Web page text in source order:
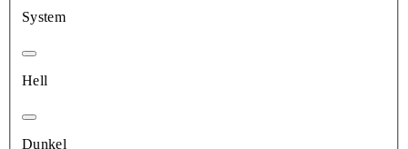
System
Hell
Dunkel